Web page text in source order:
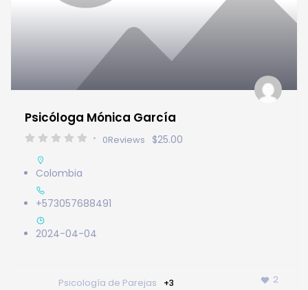
Psicóloga Mónica García
0Reviews $25.00
Colombia
+573057688491
2024-04-04
Psicología de Parejas +3 2